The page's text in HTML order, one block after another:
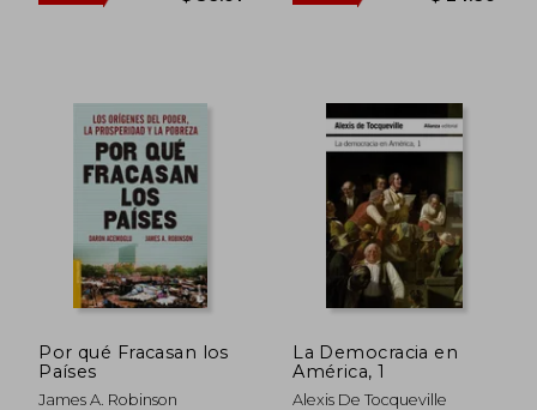
45%
dcto. $ 36.01
45%
dcto.
Por qué Fracasan los
Países
James A. Robinson
La Democracia en
América, 1
Alexis De Tocqueville